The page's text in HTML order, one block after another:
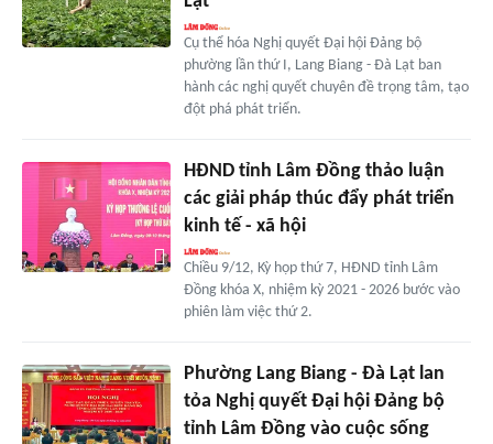
Cụ thể hóa Nghị quyết Đại hội Đảng bộ
phường lần thứ I, Lang Biang - Đà Lạt ban
hành các nghị quyết chuyên đề trọng tâm, tạo
đột phá phát triển.
HĐND tỉnh Lâm Đồng thảo luận
các giải pháp thúc đẩy phát triển
kinh tế - xã hội
Chiều 9/12, Kỳ họp thứ 7, HĐND tỉnh Lâm
Đồng khóa X, nhiệm kỳ 2021 - 2026 bước vào
phiên làm việc thứ 2.
Phường Lang Biang - Đà Lạt lan
tỏa Nghị quyết Đại hội Đảng bộ
tỉnh Lâm Đồng vào cuộc sống